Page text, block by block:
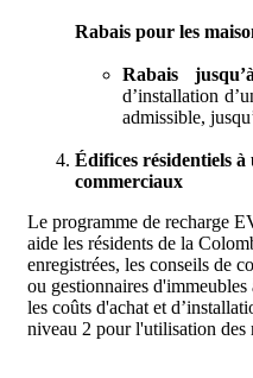
Rabais pour les
Rabais
d’installation
admissible,
Édifices résidentiels
commerciaux
Le programme de recharge
aide les résidents de la
enregistrées, les conseils de
ou gestionnaires
les coûts d'achat et
niveau 2 pour l'utilisation des